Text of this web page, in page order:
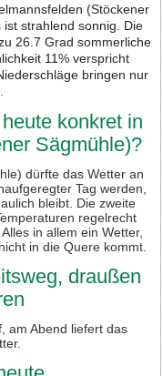
(Stöckener
strahlend sonnig. Die
26.7 Grad sommerliche
11% verspricht
bringen nur
konkret in
Sägmühle)?
dürfte das Wetter an
Tag werden,
bleibt. Die zweite
regelrecht
in allem ein Wetter,
in die Quere kommt.
draußen
am Abend liefert das